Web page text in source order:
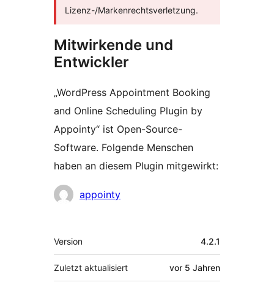
Lizenz-/Markenrechtsverletzung.
Mitwirkende und
Entwickler
„WordPress Appointment Booking
and Online Scheduling Plugin by
Appointy“ ist Open-Source-
Software. Folgende Menschen
haben an diesem Plugin mitgewirkt:
Mitwirkende
appointy
Meta
Version 4.2.1
Zuletzt aktualisiert vor 5 Jahren